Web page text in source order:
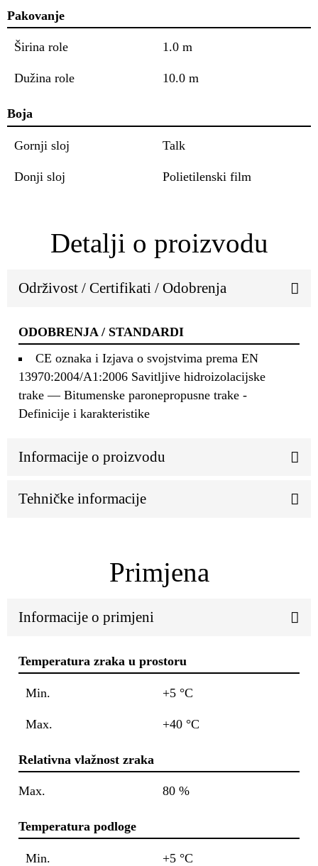
Pakovanje
Širina role 1.0 m
Dužina role 10.0 m
Boja
Gornji sloj Talk
Donji sloj Polietilenski film
Detalji o proizvodu
Održivost / Certifikati / Odobrenja
ODOBRENJA / STANDARDI
CE oznaka i Izjava o svojstvima prema EN
13970:2004/A1:2006 Savitljive hidroizolacijske
trake — Bitumenske paronepropusne trake -
Definicije i karakteristike
Informacije o proizvodu
Tehničke informacije
Primjena
Informacije o primjeni
Temperatura zraka u prostoru
Min. +5 °C
Max. +40 °C
Relativna vlažnost zraka
Max. 80 %
Temperatura podloge
Min. +5 °C